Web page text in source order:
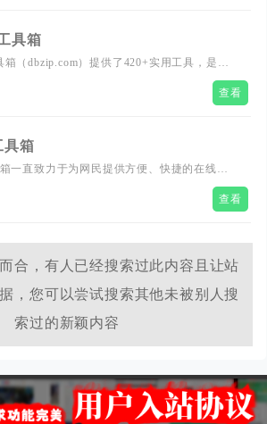
具箱
箱（dbzip.com）提供了420+实用工具，是国
的在线实用工具网站,提供实用AI工具，车牌
、MD5加密、生辰八字转换、高校查询、在
具。
查看
具箱
一直致力于为网民提供方便、快捷的在线查
计算工具，在线图片处理工具，PDF在线工
查看
合，有人已经搜索过此内容且让站
，您可以尝试搜索其他未被别人搜
索过的新颖内容